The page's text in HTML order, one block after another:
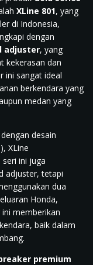
XLine 801, yang
di Indonesia,
dengan
adjuster, yang
kekerasan dan
ini sangat ideal
berkendara yang
medan yang
desain
XLine
seri ini juga
adjuster, tetapi
dua
Honda,
memberikan
baik dalam
premium